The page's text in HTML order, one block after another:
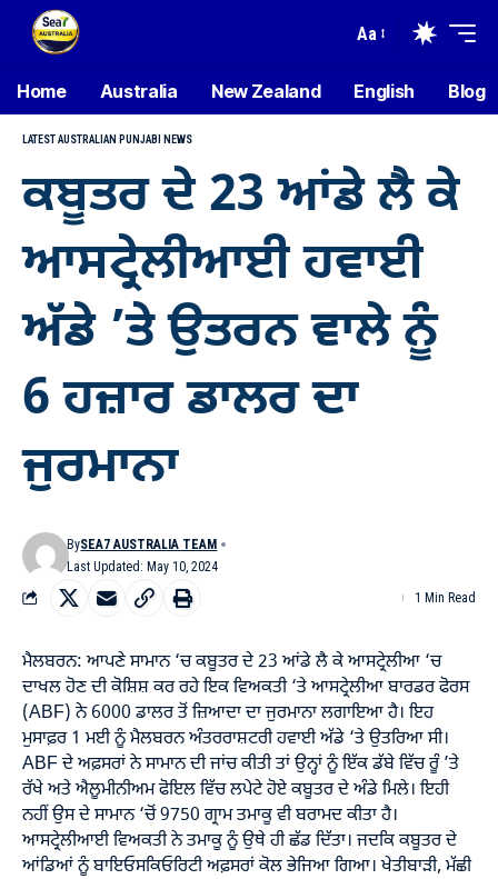
Aa
Home Australia New Zealand English Blog
LATEST AUSTRALIAN PUNJABI NEWS
ਕਬੂਤਰ ਦੇ 23 ਆਂਡੇ ਲੈ ਕੇ
ਆਸਟ੍ਰੇਲੀਆਈ ਹਵਾਈ
ਅੱਡੇ ’ਤੇ ਉਤਰਨ ਵਾਲੇ ਨੂੰ
6 ਹਜ਼ਾਰ ਡਾਲਰ ਦਾ
ਜੁਰਮਾਨਾ
Last Updated: May 10, 2024
BySEA7 AUSTRALIA TEAM
1 Min Read
ਮੈਲਬਰਨ: ਆਪਣੇ ਸਾਮਾਨ ‘ਚ ਕਬੂਤਰ ਦੇ 23 ਆਂਡੇ ਲੈ ਕੇ ਆਸਟ੍ਰੇਲੀਆ ‘ਚ
ਦਾਖਲ ਹੋਣ ਦੀ ਕੋਸ਼ਿਸ਼ ਕਰ ਰਹੇ ਇਕ ਵਿਅਕਤੀ ‘ਤੇ ਆਸਟ੍ਰੇਲੀਆ ਬਾਰਡਰ ਫੋਰਸ
(ABF) ਨੇ 6000 ਡਾਲਰ ਤੋਂ ਜ਼ਿਆਦਾ ਦਾ ਜੁਰਮਾਨਾ ਲਗਾਇਆ ਹੈ। ਇਹ
ਮੁਸਾਫ਼ਰ 1 ਮਈ ਨੂੰ ਮੈਲਬਰਨ ਅੰਤਰਰਾਸ਼ਟਰੀ ਹਵਾਈ ਅੱਡੇ ‘ਤੇ ਉਤਰਿਆ ਸੀ।
ABF ਦੇ ਅਫ਼ਸਰਾਂ ਨੇ ਸਾਮਾਨ ਦੀ ਜਾਂਚ ਕੀਤੀ ਤਾਂ ਉਨ੍ਹਾਂ ਨੂੰ ਇੱਕ ਡੱਬੇ ਵਿੱਚ ਰੂੰ ’ਤੇ
ਰੱਖੇ ਅਤੇ ਐਲੂਮੀਨੀਅਮ ਫੋਇਲ ਵਿੱਚ ਲਪੇਟੇ ਹੋਏ ਕਬੂਤਰ ਦੇ ਅੰਡੇ ਮਿਲੇ। ਇਹੀ
ਨਹੀਂ ਉਸ ਦੇ ਸਾਮਾਨ ‘ਚੋਂ 9750 ਗ੍ਰਾਮ ਤਮਾਕੂ ਵੀ ਬਰਾਮਦ ਕੀਤਾ ਹੈ।
ਆਸਟ੍ਰੇਲੀਆਈ ਵਿਅਕਤੀ ਨੇ ਤਮਾਕੂ ਨੂੰ ਉਥੇ ਹੀ ਛੱਡ ਦਿੱਤਾ। ਜਦਕਿ ਕਬੂਤਰ ਦੇ
ਆਂਡਿਆਂ ਨੂੰ ਬਾਇਓਸਕਿਓਰਿਟੀ ਅਫ਼ਸਰਾਂ ਕੋਲ ਭੇਜਿਆ ਗਿਆ। ਖੇਤੀਬਾੜੀ, ਮੱਛੀ